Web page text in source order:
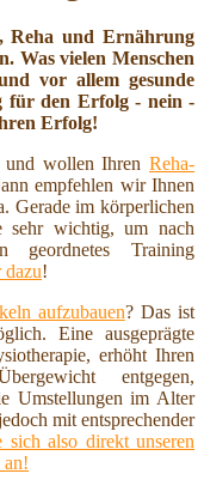
Reha und Ernährung
Was vielen Menschen
vor allem gesunde
für den Erfolg - nein -
Erfolg!
und wollen Ihren Reha-
empfehlen wir Ihnen
Gerade im körperlichen
sehr wichtig, um nach
geordnetes Training
dazu!
aufzubauen? Das ist
Eine ausgeprägte
erhöht Ihren
entgegen,
Umstellungen im Alter
mit entsprechender
sich also direkt unseren
an!